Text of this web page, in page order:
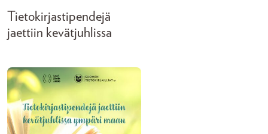
Tietokirjastipendejä
jaettiin kevätjuhlissa